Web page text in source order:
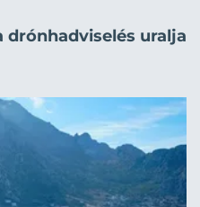
drónhadviselés uralja